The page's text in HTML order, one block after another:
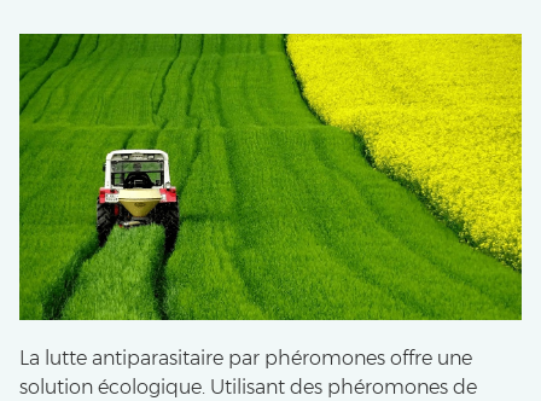
La lutte antiparasitaire par phéromones offre une
solution écologique. Utilisant des phéromones de